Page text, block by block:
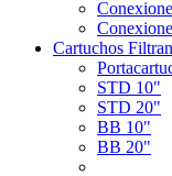
Cartuchos
STD 10"
STD 20"
BB 10"
BB 20"